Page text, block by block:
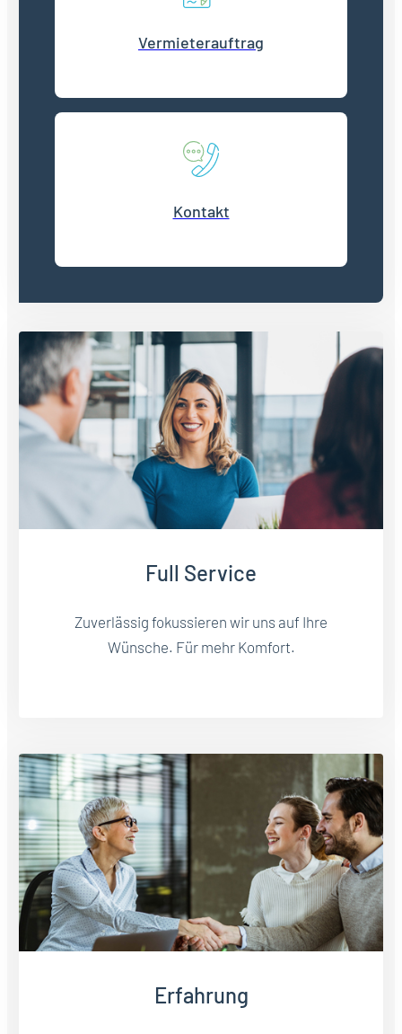
Vermieterauftrag
Kontakt
Full Service
Zuverlässig fokussieren wir uns auf Ihre
Wünsche. Für mehr Komfort.
Erfahrung